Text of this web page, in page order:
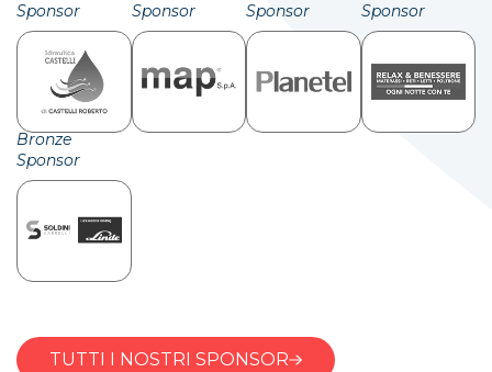
Sponsor
Sponsor
Sponsor
Sponsor
Bronze
Sponsor
TUTTI I NOSTRI SPONSOR